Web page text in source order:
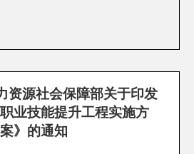
资源社会保障部关于印发
职业技能提升工程实施方
案》的通知